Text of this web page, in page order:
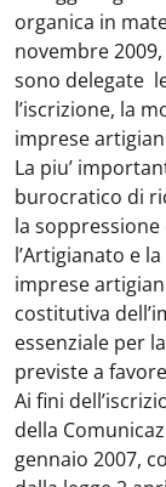
organica in
novembre
sono delegate
l’iscrizione, la
imprese
La piu’
burocratico di
la
l’Artigianato e
imprese
costitutiva
essenziale per
previste a
Ai fini
della
gennaio 2007,